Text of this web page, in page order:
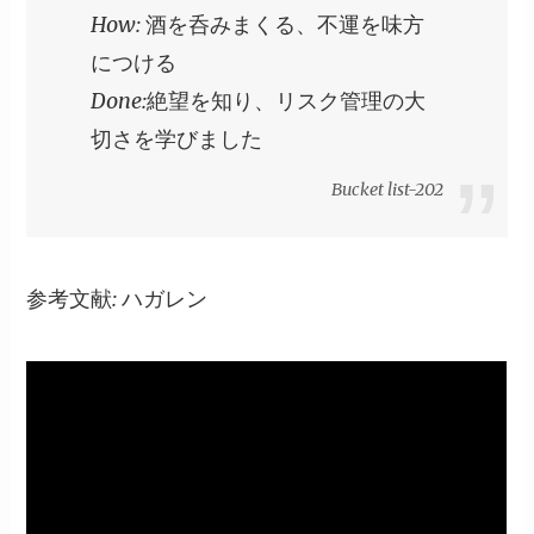
How: 酒を呑みまくる、不運を味方
につける
Done:絶望を知り、リスク管理の大
切さを学びました
Bucket list-202
参考文献: ハガレン